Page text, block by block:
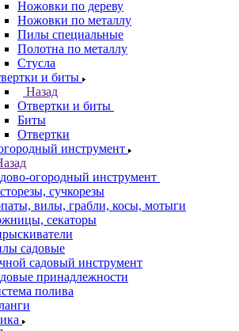
Ножовки по дереву
Ножовки по металлу
Пилы специальные
Полотна по металлу
Стусла
и биты
Назад
Отвертки и биты
Биты
Отвертки
инструмент
огородный инструмент
сучкорезы
вилы, грабли, косы, мотыги
секаторы
садовые
садовый инструмент
принадлежности
полива